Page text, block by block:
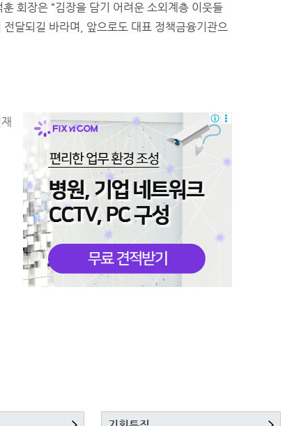
회장은 “김장을 담기 어려운 소외계층 이웃들
달되길 바라며, 앞으로도 대표 정책금융기관으